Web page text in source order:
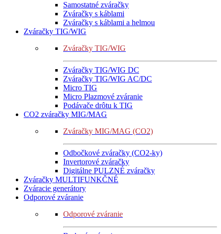
Samostatné zváračky
Zváračky s káblami
Zváračky s káblami a helmou
Zváračky TIG/WIG
Zváračky TIG/WIG
Zváračky TIG/WIG DC
Zváračky TIG/WIG AC/DC
Micro TIG
Micro Plazmové zváranie
Podávače drôtu k TIG
CO2 zváračky MIG/MAG
Zváračky MIG/MAG (CO2)
Odbočkové zváračky (CO2-ky)
Invertorové zváračky
Digitálne PULZNÉ zváračky
Zváračky MULTIFUNKČNÉ
Zváracie generátory
Odporové zváranie
Odporové zváranie